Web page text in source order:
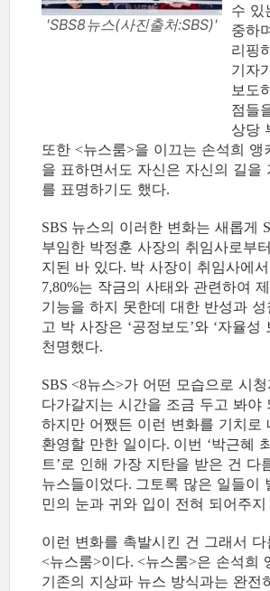
'SBS8뉴스(사진출처:SBS)'
수 있
중하
리핑
기자
보도
점들
상당
또한 <뉴스룸>을 이끄는 손석희 앵
을 표하면서도 자신은 자신의 길을
를 표명하기도 했다.
SBS 뉴스의 이러한 변화는 새롭게
부임한 박정훈 사장의 취임사로부
지된 바 있다. 박 사장이 취임사에
7,80%는 작금의 사태와 관련하여
기능을 하지 못한데 대한 반성과
고 박 사장은 ‘공정보도’와 ‘자율성
천명했다.
SBS <8뉴스>가 어떤 모습으로 시
다가갈지는 시간을 조금 두고 봐야
하지만 어쨌든 이런 변화를 기치로
환영할 만한 일이다. 이번 ‘박근혜
트’로 인해 가장 지탄을 받은 건 다
뉴스들이었다. 그토록 많은 일들이
민의 눈과 귀와 입이 전혀 되어주
이런 변화를 촉발시킨 건 그래서 다
<뉴스룸>이다. <뉴스룸>은 손석희
기존의 지상파 뉴스 방식과는 완전